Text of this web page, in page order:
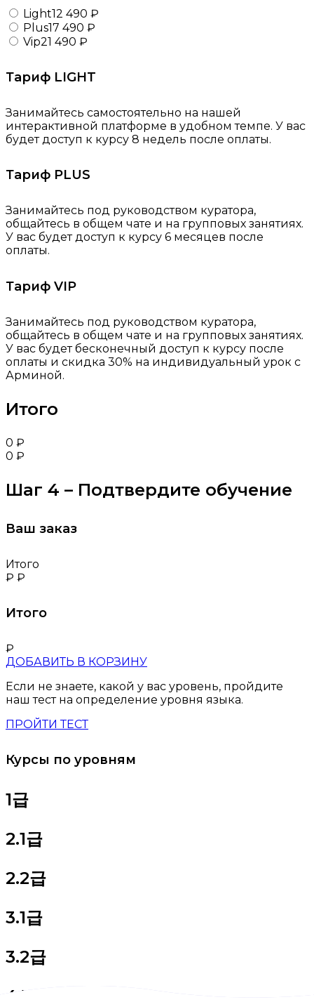
Light12 490 ₽
Plus17 490 ₽
Vip21 490 ₽
Тариф LIGHT
Занимайтесь самостоятельно на нашей
интерактивной платформе в удобном темпе. У вас
будет доступ к курсу 8 недель после оплаты.
Тариф PLUS
Занимайтесь под руководством куратора,
общайтесь в общем чате и на групповых занятиях.
У вас будет доступ к курсу 6 месяцев после
оплаты.
Тариф VIP
Занимайтесь под руководством куратора,
общайтесь в общем чате и на групповых занятиях.
У вас будет бесконечный доступ к курсу после
оплаты и скидка 30% на индивидуальный урок с
Арминой.
Итого
0 ₽
0 ₽
Шаг 4 – Подтвердите обучение
Ваш заказ
Итого
₽ ₽
Итого
₽
ДОБАВИТЬ В КОРЗИНУ
Если не знаете, какой у вас уровень, пройдите
наш тест на определение уровня языка.
ПРОЙТИ ТЕСТ
Курсы по уровням
1급
2.1급
2.2급
3.1급
3.2급
4.1급